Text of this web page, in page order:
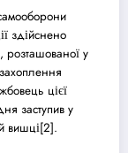
здійснено
розташованої у
цієї
заступив у
вишці[2].